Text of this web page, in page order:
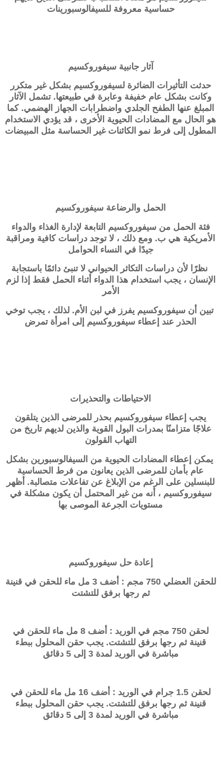
حساسية معروفة للسيفالوسبورينات
آثار جانبيةسيفوروكسيم
حدثت التأثيرات الضائرة لسيفوروكسيم بشكل غير متكرر
وكانت بشكل عام خفيفة وعابرة في طبيعتها. تشمل الآثار
المبلغ عنها الطفح الجلدي واضطرابات الجهاز الهضمي. كما
هو الحال مع المضادات الحيوية الأخرى ، قد يؤدي الاستخدام
المطول إلى فرط نمو الكائنات غير الحساسة مثل المبيضات
الحمل والرضاعة سيفوروكسيم
فئة الحمل منسيفوروكسيم التابعة لإدارة الغذاء والدواء
الأمريكية هي ب. ومع ذلك ، لا توجد دراسات كافية ومراقبة
جيدًا في النساء الحوامل
نظرًا لأن دراسات التكاثر الحيواني لا تنبئ دائمًا باستجابة
الإنسان ، يجب استخدام هذا الدواء أثناء الحمل فقط إذا لزم
الأمر
تبين أن سيفوروكسيم يفرز في لبن الأم. لذلك ، يجب توخي
الحذر عند إعطاء سيفوروكسيم إلى امرأة تمرض
الاحتياطات والتحذيرات
يجب إعطاء سيفوروكسيم بحذر للمرضى الذين يتلقون
علاجًا متزامنًا بمدرات البول القوية والذين لديهم تاريخ من
التهاب القولون
يمكن إعطاء المضادات الحيوية من السيفالوسبورين بشكل
عام بأمان للمرضى الذين يعانون من فرط الحساسية
للبنسلين على الرغم من الإبلاغ عن تفاعلات متصالبة. أظهر
سيفوروكسيم ، أنه من غير المحتمل أن يكون مشكلة في
مستويات الجرعة الموصى بها
إعادة حلسيفوروكسيم
للحقن العضلي 750 مجم : أضف 3 مل ماء للحقن في قنينة
ثم رجها برفق للتشتت
لحقن 750 مجم في الوريد : أضف 8 مل ماء للحقن في
قنينة ثم رجها برفق للتشتت. يجب حقن المحلول ببطء
مباشرة في الوريد لمدة 3 إلى 5 دقائق
لحقن 1.5 جرام في الوريد : أضف 16 مل ماء للحقن في
قنينة ثم رجها برفق للتشتت. يجب حقن المحلول ببطء
مباشرة في الوريد لمدة 3 إلى 5 دقائق